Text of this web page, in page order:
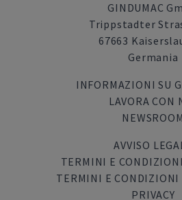
GINDUMAC
Trippstadter
67663
Germania
INFORMAZIONI SU
LAVORA CON
NEWSROOM
AVVISO
TERMINI E
TERMINI E CONDIZIONI
PRIVACY